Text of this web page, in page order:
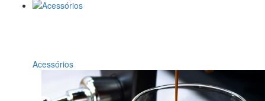
Acessórios